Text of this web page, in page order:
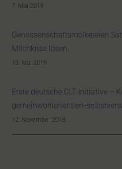
7. Mai 2019
Genossenschaftsmolkereien
Milchkrise lösen.
13. Mai 2019
Erste deutsche CLT-Initiative –
gemeinwohlorientiert-
12. November 2018